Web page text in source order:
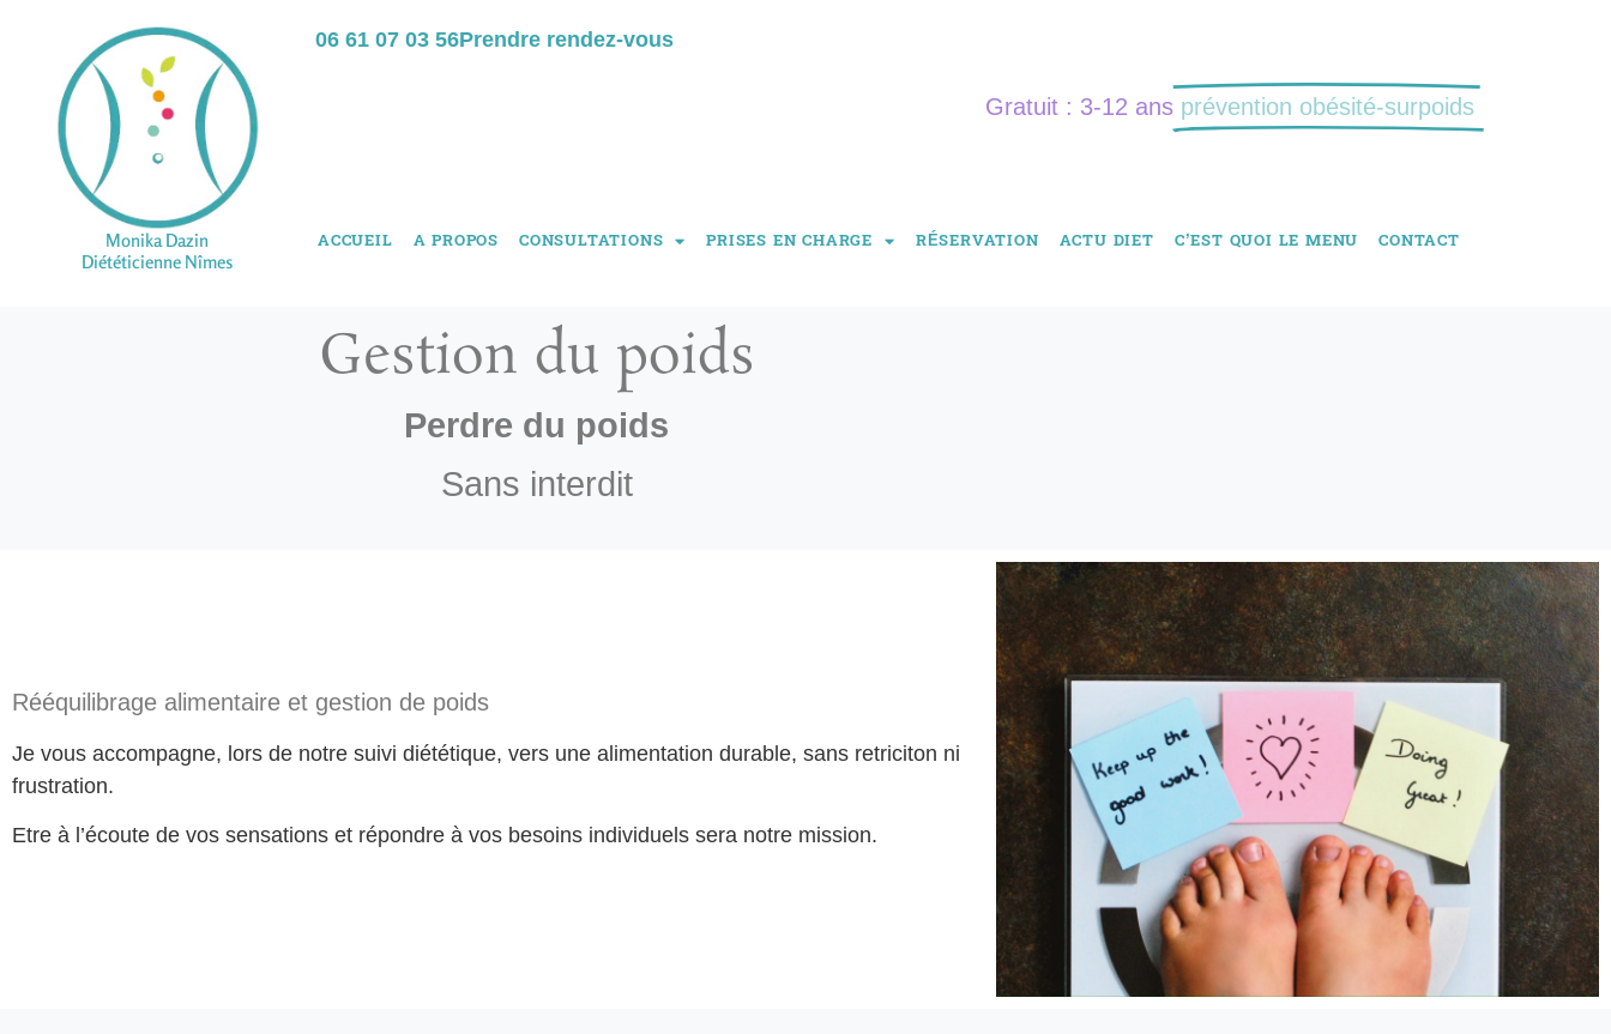
Monika Dazin
Diététicienne Nîmes
06 61 07 03 56Prendre rendez-vous
Gratuit : 3-12 ans prévention obésité-surpoids
ACCUEIL A PROPOS CONSULTATIONS PRISES EN CHARGE RÉSERVATION ACTU DIET C’EST QUOI LE MENU CONTACT
Gestion du poids
Perdre du poids
Sans interdit
Rééquilibrage alimentaire et gestion de poids
Je vous accompagne, lors de notre suivi diététique, vers une alimentation durable, sans retriciton ni
frustration.
Etre à l’écoute de vos sensations et répondre à vos besoins individuels sera notre mission.